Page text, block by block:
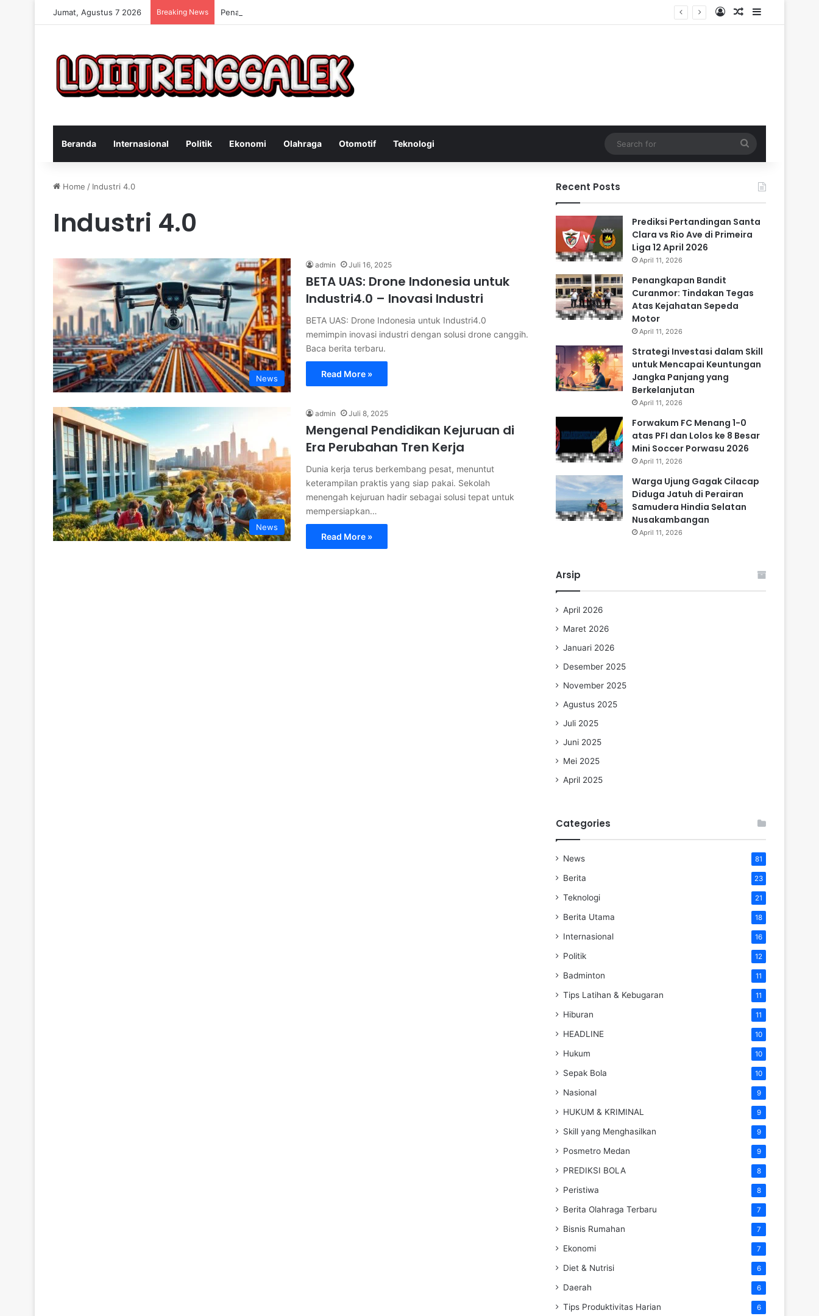
Jumat, Agustus 7 2026 Breaking News Penangkapan Bandit Curanmor: Tindakan Tegas Atas Kejahatan Sepeda Motor Log InRandom Article
Sidebar
Beranda Internasional Politik Ekonomi Olahraga Otomotif Teknologi
for
Home / Industri 4.0
Industri 4.0
News
admin Juli 16, 2025
BETA UAS: Drone Indonesia untuk
Industri4.0 – Inovasi Industri
BETA UAS: Drone Indonesia untuk Industri4.0
memimpin inovasi industri dengan solusi drone canggih.
Baca berita terbaru.
Read More »
News
admin Juli 8, 2025
Mengenal Pendidikan Kejuruan di
Era Perubahan Tren Kerja
Dunia kerja terus berkembang pesat, menuntut
keterampilan praktis yang siap pakai. Sekolah
menengah kejuruan hadir sebagai solusi tepat untuk
mempersiapkan…
Read More »
Recent Posts
Prediksi Pertandingan Santa
Clara vs Rio Ave di Primeira
Liga 12 April 2026
April 11, 2026
Penangkapan Bandit
Curanmor: Tindakan Tegas
Atas Kejahatan Sepeda
Motor
April 11, 2026
Strategi Investasi dalam Skill
untuk Mencapai Keuntungan
Jangka Panjang yang
Berkelanjutan
April 11, 2026
Forwakum FC Menang 1-0
atas PFI dan Lolos ke 8 Besar
Mini Soccer Porwasu 2026
April 11, 2026
Warga Ujung Gagak Cilacap
Diduga Jatuh di Perairan
Samudera Hindia Selatan
Nusakambangan
April 11, 2026
Arsip
April 2026
Maret 2026
Januari 2026
Desember 2025
November 2025
Agustus 2025
Juli 2025
Juni 2025
Mei 2025
April 2025
Categories
News 81
Berita 23
Teknologi 21
Berita Utama 18
Internasional 16
Politik 12
Badminton 11
Tips Latihan & Kebugaran 11
Hiburan 11
HEADLINE 10
Hukum 10
Sepak Bola 10
Nasional 9
HUKUM & KRIMINAL 9
Skill yang Menghasilkan 9
Posmetro Medan 9
PREDIKSI BOLA 8
Peristiwa 8
Berita Olahraga Terbaru 7
Bisnis Rumahan 7
Ekonomi 7
Diet & Nutrisi 6
Daerah 6
Tips Produktivitas Harian 6